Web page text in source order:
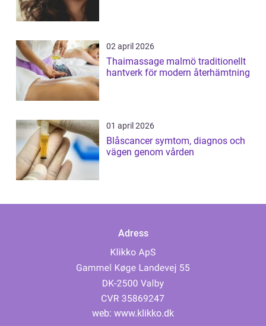
02 april 2026
Thaimassage malmö traditionellt
hantverk för modern återhämtning
01 april 2026
Blåscancer symtom, diagnos och
vägen genom vården
Adress
web: www.klikko.dk